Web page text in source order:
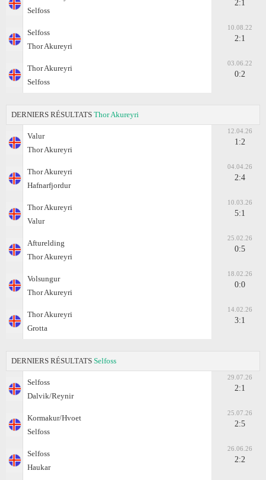
Selfoss
2:1
Selfoss
Thor Akureyri
10.08.22
2:1
Thor Akureyri
Selfoss
03.06.22
0:2
DERNIERS RÉSULTATS Thor Akureyri
Valur
Thor Akureyri
12.04.26
1:2
Thor Akureyri
Hafnarfjordur
04.04.26
2:4
Thor Akureyri
Valur
10.03.26
5:1
Afturelding
Thor Akureyri
25.02.26
0:5
Volsungur
Thor Akureyri
18.02.26
0:0
Thor Akureyri
Grotta
14.02.26
3:1
DERNIERS RÉSULTATS Selfoss
Selfoss
Dalvik/Reynir
29.07.26
2:1
Kormakur/Hvoet
Selfoss
25.07.26
2:5
Selfoss
Haukar
26.06.26
2:2